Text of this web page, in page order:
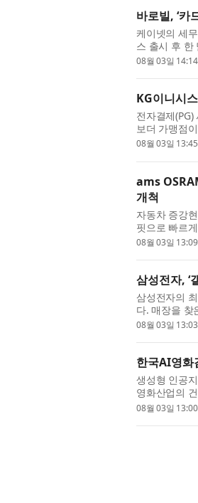
바로빌, ‘카
케이넷의 세
스 출시 후 한
밝혔다. 이번
08월 03일 14:14
KG이니시
전자결제
보더 가맹점
‘일본결제서
08월 03일 13:45
ams
개척
자동차 증강
핏으로 빠르
애플리케이션
08월 03일 13:09
삼성전자, ‘
삼성전자의
다. 매장을 찾
시 Z 폴드8 울
08월 03일 13:03
한국AI영화
생성형 인공
영화산업의
Directors,
08월 03일 13:00